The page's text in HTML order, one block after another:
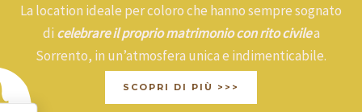
La location ideale per coloro che hanno sempre sognato
di celebrare il proprio matrimonio con rito civilea
Sorrento, in un’atmosfera unica e indimenticabile.
SCOPRI DI PIÙ >>>